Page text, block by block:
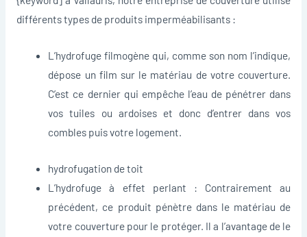
différents types de produits imperméabilisants :
L’hydrofuge filmogène qui, comme son nom l’indique,
dépose un film sur le matériau de votre couverture.
C’est ce dernier qui empêche l’eau de pénétrer dans
vos tuiles ou ardoises et donc d’entrer dans vos
combles puis votre logement.
hydrofugation de toit
L’hydrofuge à effet perlant : Contrairement au
précédent, ce produit pénètre dans le matériau de
votre couverture pour le protéger. Il a l’avantage de le